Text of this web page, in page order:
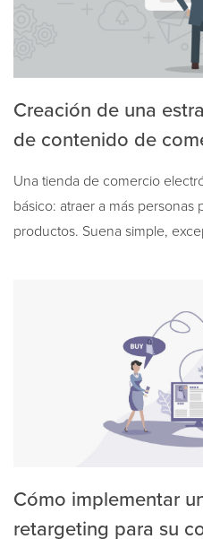
Creación de una
de contenido de
Una tienda de comercio
básico: atraer a más personas
productos. Suena simple,
Cómo implementar
retargeting para su